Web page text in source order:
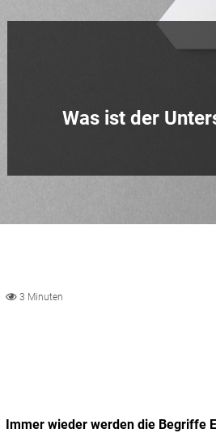
Was ist der
3 Minuten
Immer wieder werden die Begriffe